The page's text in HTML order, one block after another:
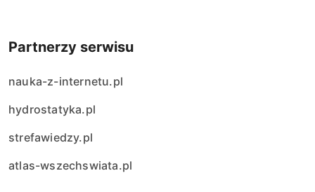
Partnerzy serwisu
nauka-z-internetu.pl
hydrostatyka.pl
strefawiedzy.pl
atlas-wszechswiata.pl